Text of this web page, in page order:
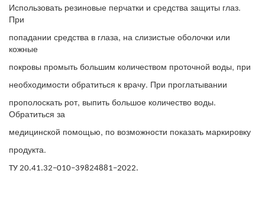
Использовать резиновые перчатки и средства защиты глаз.
При
попадании средства в глаза, на слизистые оболочки или
кожные
покровы промыть большим количеством проточной воды, при
необходимости обратиться к врачу. При проглатывании
прополоскать рот, выпить большое количество воды.
Обратиться за
медицинской помощью, по возможности показать маркировку
продукта.
ТУ 20.41.32–010–39824881–2022.